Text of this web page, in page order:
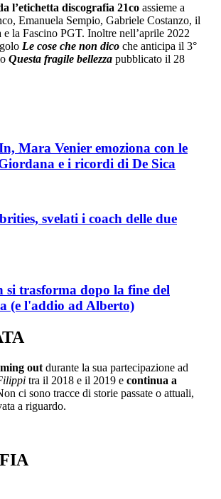
l’etichetta discografia 21co assieme a
Emanuela Sempio, Gabriele Costanzo, il
e la Fascino PGT. Inoltre nell’aprile 2022
Le cose che non dico che anticipa il 3°
Questa fragile bellezza pubblicato il 28
Mara Venier emoziona con le
e i ricordi di De Sica
svelati i coach delle due
si trasforma dopo la fine del
(e l'addio ad Alberto)
out durante la sua partecipazione ad
tra il 2018 e il 2019 e continua a
ci sono tracce di storie passate o attuali,
a riguardo.